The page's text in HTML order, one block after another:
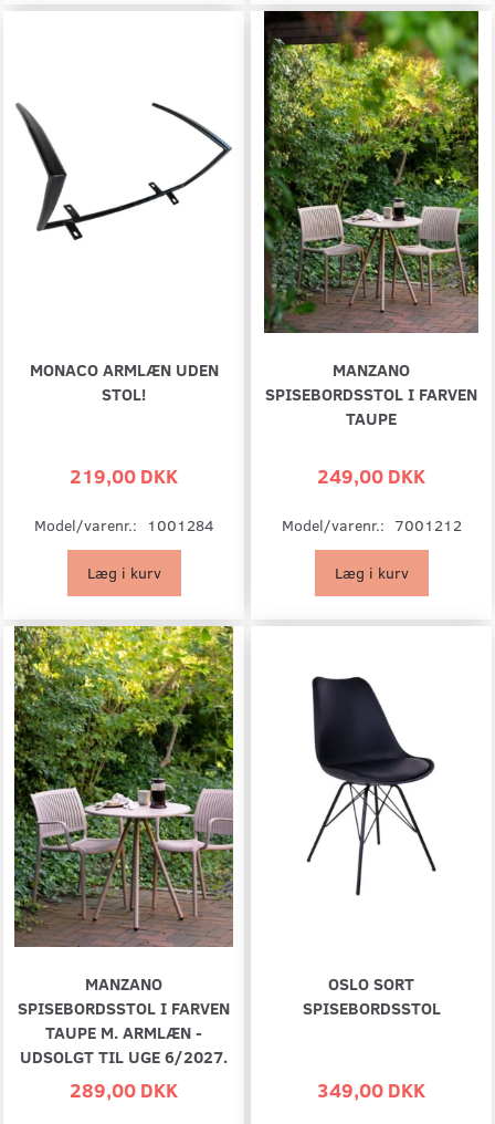
MONACO ARMLÆN UDEN
STOL!
219,00 DKK
Model/varenr.: 1001284
Læg i kurv
MANZANO
SPISEBORDSSTOL I FARVEN
TAUPE
249,00 DKK
Model/varenr.: 7001212
Læg i kurv
MANZANO
SPISEBORDSSTOL I FARVEN
TAUPE M. ARMLÆN -
UDSOLGT TIL UGE 6/2027.
289,00 DKK
OSLO SORT
SPISEBORDSSTOL
349,00 DKK